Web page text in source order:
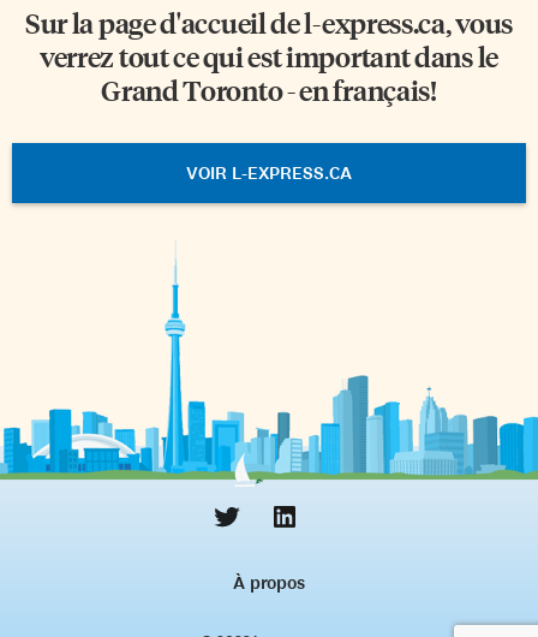
Sur la page d'accueil del-express.ca, vous
verrez tout ce qui est important dans le
Grand Toronto - en français!
VOIR L-EXPRESS.CA
À propos